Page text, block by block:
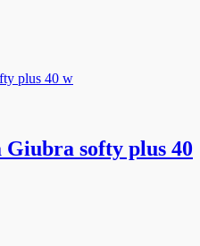
softy plus 40